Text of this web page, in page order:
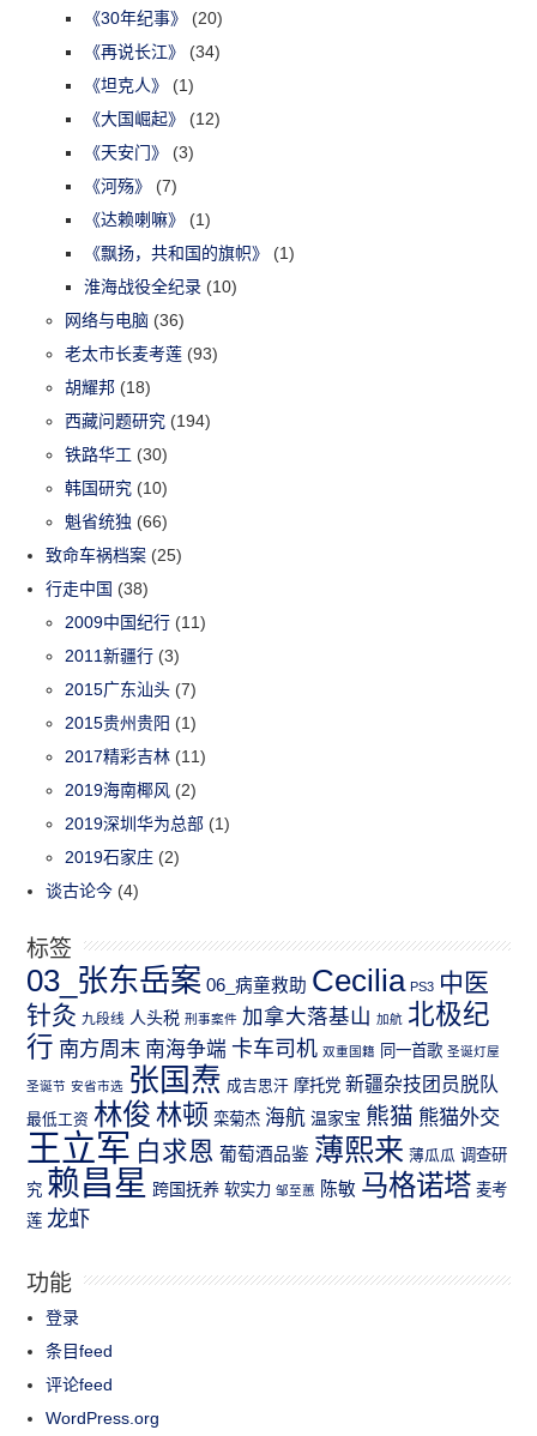
《30年纪事》
(20)
《再说长江》
(34)
《坦克人》
(1)
《大国崛起》
(12)
《天安门》
(3)
《河殇》
(7)
《达赖喇嘛》
(1)
《飘扬，共和国的旗帜》
(1)
淮海战役全纪录 (10)
网络与电脑 (36)
老太市长麦考莲 (93)
胡耀邦 (18)
西藏问题研究 (194)
铁路华工 (30)
韩国研究 (10)
魁省统独 (66)
致命车祸档案 (25)
行走中国 (38)
2009中国纪行 (11)
2011新疆行 (3)
2015广东汕头 (7)
2015贵州贵阳 (1)
2017精彩吉林 (11)
2019海南椰风 (2)
2019深圳华为总部 (1)
2019石家庄 (2)
谈古论今 (4)
标签
03_张东岳案 06_病童救助 Cecilia PS3 中医
针灸 九段线 人头税 刑事案件 加拿大落基山 加航 北极纪
行 南方周末 南海争端 卡车司机 双重国籍 同一首歌 圣诞灯屋
圣诞节 安省市选 张国焘 成吉思汗 摩托党 新疆杂技团员脱队
最低工资 林俊 林顿 栾菊杰 海航 温家宝 熊猫 熊猫外交
王立军 白求恩 葡萄酒品鉴 薄熙来 薄瓜瓜 调查研
究 赖昌星 跨国抚养 软实力 邹至蕙 陈敏 马格诺塔 麦考
莲 龙虾
功能
登录
条目feed
评论feed
WordPress.org